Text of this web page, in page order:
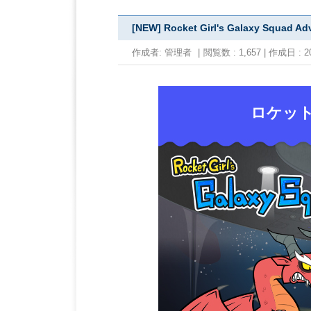
[NEW] Rocket Girl's Galaxy Squad
作成者: 管理者 閲覧数 : 1,657 | 作成日 :
ロケッ